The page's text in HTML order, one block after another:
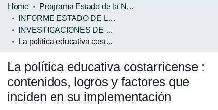
Communities & Collections
Statistics
Home
Programa Estado de la Nación (PEN)
INFORME ESTADO DE LA EDUCACION
INVESTIGACIONES DE BASE EE
La política educativa costarricense : contenidos, logros y factores que inciden en su implementación
La política educativa costarricense :
contenidos, logros y factores que
inciden en su implementación